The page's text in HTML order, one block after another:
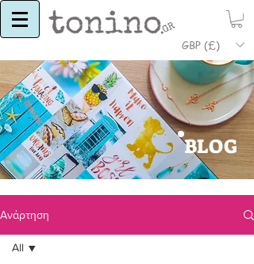
GBP (£)
BLOG
Ανάρτηση
All